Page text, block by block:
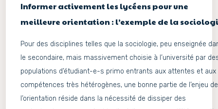
Informer activement les lycéens pour une
meilleure orientation : l’exemple de la
Pour des disciplines telles que la sociologie, peu enseignée
le secondaire, mais massivement choisie à l’université par
populations d’étudiant-e-s primo entrants aux attentes et aux
compétences très hétérogènes, une bonne partie de l’enjeu de
l’orientation réside dans la nécessité de dissiper des